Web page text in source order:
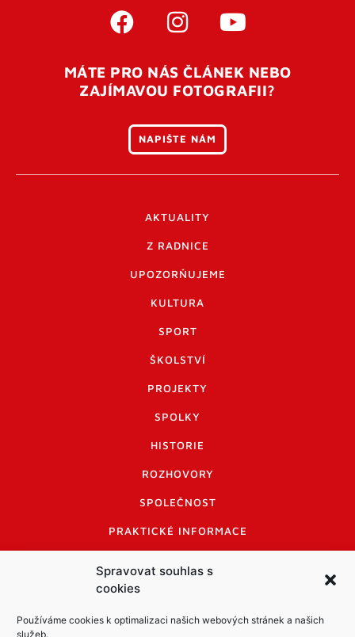
Spravovat souhlas s
cookies
Používáme cookies k optimalizaci našich webových stránek a našich
služeb.
Pro úspěšné dokončení registrace je potřeba
vaší e-mailovouadresu. Po úspěšném odeslání
otevření tohoto odkazu se váš účet ověří a můžete se
přihlásit. Nezapomeňte zkontrolovat složku SPAM ve
MÁTE PRO NÁS ČLÁNEK NEBO
ZAJÍMAVOU FOTOGRAFII?
NAPIŠTE NÁM
AKTUALITY
Z RADNICE
UPOZORŇUJEME
KULTURA
SPORT
ŠKOLSTVÍ
PROJEKTY
SPOLKY
HISTORIE
ROZHOVORY
SPOLEČNOST
PRAKTICKÉ INFORMACE
INFORMACE A KODEX DISKUTUJÍCÍCH
LOGO A LOGO MANUÁL